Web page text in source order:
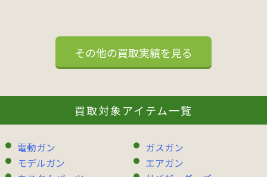
その他の買取実績を見る
買取対象アイテム一覧
電動ガン
ガスガン
モデルガン
エアガン